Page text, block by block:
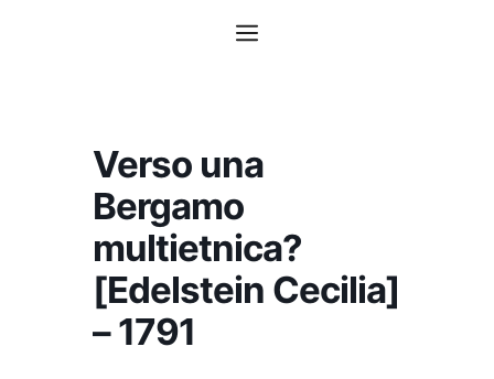
Menu
Verso una
Bergamo
multietnica?
[Edelstein Cecilia]
– 1791